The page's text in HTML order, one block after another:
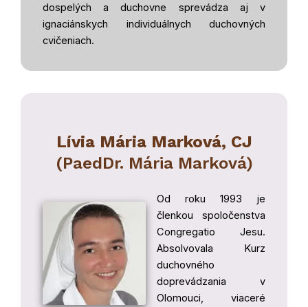
dospelých a duchovne sprevádza aj v
ignaciánskych individuálnych duchovných
cvičeniach.
Lívia Mária Marková, CJ
(PaedDr. Mária Marková)
Od roku 1993 je
členkou spoločenstva
Congregatio Jesu.
Absolvovala Kurz
duchovného
doprevádzania v
Olomouci, viaceré